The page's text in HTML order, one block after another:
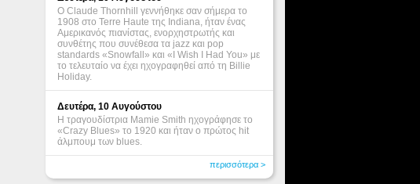
Ο Claude Thornhill γεννήθηκε σαν σήμερα το
1908 στο Terre Haute της Indiana, ήταν ένας
Αμερικανός πιανίστας, ενορχηστρωτής και
συνθέτης που συνέθεσα τα jazz και pop
standards «Snowfall» και «I Wish I Had You» με
το τελευταίο να έχει ηχογραφηθεί από τη Billie
Holiday.
Δευτέρα, 10 Αυγούστου
Η τραγουδίστρια Mamie Smith ηχογράφησε το
«Crazy Blues» το 1920 και ήταν ο πρώτος hit
άλμπουμ των blues.
περισσότερα >